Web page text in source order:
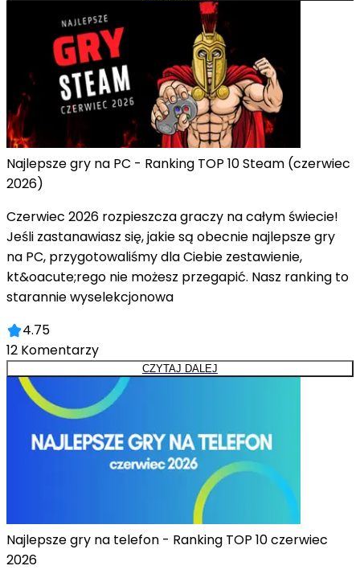
Najlepsze gry na PC - Ranking TOP 10 Steam (czerwiec
2026)
Czerwiec 2026 rozpieszcza graczy na całym świecie!
Jeśli zastanawiasz się, jakie są obecnie najlepsze gry
na PC, przygotowaliśmy dla Ciebie zestawienie,
kt&oacute;rego nie możesz przegapić. Nasz ranking to
starannie wyselekcjonowa
4.75
12 Komentarzy
CZYTAJ DALEJ
Najlepsze gry na telefon - Ranking TOP 10 czerwiec
2026